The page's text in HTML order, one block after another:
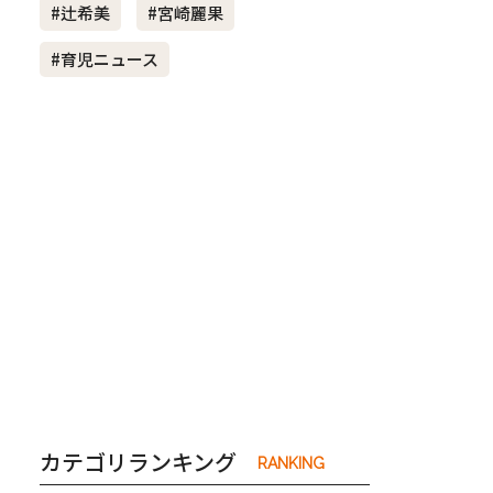
夫婦 #産休
#辻希美
#宮崎麗果
#育児ニュース
カテゴリランキング RANKING